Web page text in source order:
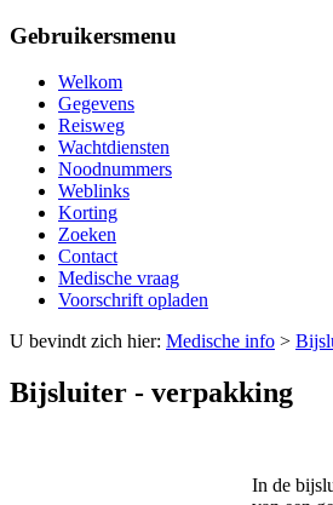
Gebruikersmenu
Welkom
Gegevens
Reisweg
Wachtdiensten
Noodnummers
Weblinks
Korting
Zoeken
Contact
Medische vraag
Voorschrift opladen
U bevindt zich hier: Medische info >
Bijsluiter - verpakking
In de